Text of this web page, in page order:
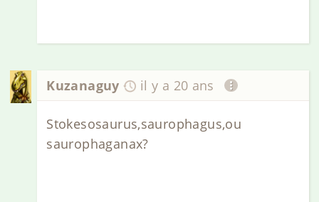
Kuzanaguy il y a 20 ans
Stokesosaurus,saurophagus,ou
saurophaganax?